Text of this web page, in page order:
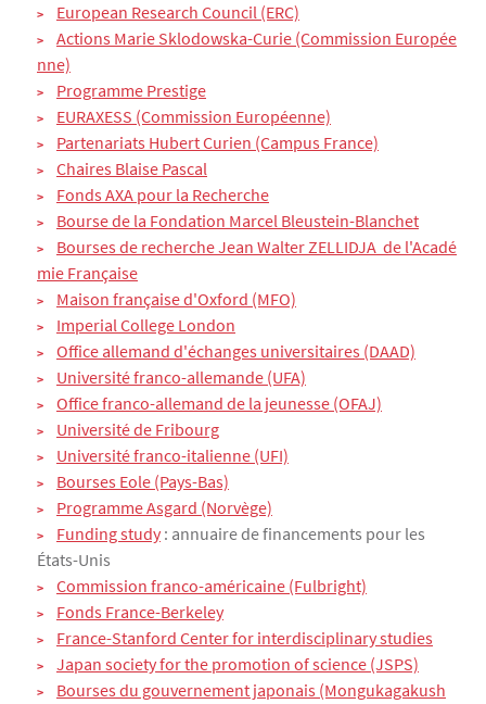
European Research Council (ERC)
Actions Marie Sklodowska-Curie (Commission Europée
nne)
Programme Prestige
EURAXESS (Commission Européenne)
Partenariats Hubert Curien (Campus France)
Chaires Blaise Pascal
Fonds AXA pour la Recherche
Bourse de la Fondation Marcel Bleustein-Blanchet
Bourses de recherche Jean Walter ZELLIDJA  de l'Acadé
mie Française
Maison française d'Oxford (MFO)
Imperial College London
Office allemand d'échanges universitaires (DAAD)
Université franco-allemande (UFA)
Office franco-allemand de la jeunesse (OFAJ)
Université de Fribourg
Université franco-italienne (UFI)
Bourses Eole (Pays-Bas)
Programme Asgard (Norvège)
Funding study : annuaire de financements pour les
États-Unis
Commission franco-américaine (Fulbright)
Fonds France-Berkeley
France-Stanford Center for interdisciplinary studies
Japan society for the promotion of science (JSPS)
Bourses du gouvernement japonais (Mongukagakush